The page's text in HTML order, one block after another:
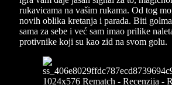
rukavicama na vašim rukama. Od tog
novih oblika kretanja i parada. Biti
sama za sebe i već sam imao prilike
protivnike koji su kao zid na svom golu.